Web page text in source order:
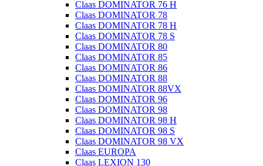
Claas DOMINATOR 76 H
Claas DOMINATOR 78
Claas DOMINATOR 78 H
Claas DOMINATOR 78 S
Claas DOMINATOR 80
Claas DOMINATOR 85
Claas DOMINATOR 86
Claas DOMINATOR 88
Claas DOMINATOR 88VX
Claas DOMINATOR 96
Claas DOMINATOR 98
Claas DOMINATOR 98 H
Claas DOMINATOR 98 S
Claas DOMINATOR 98 VX
Claas EUROPA
Claas LEXION 130